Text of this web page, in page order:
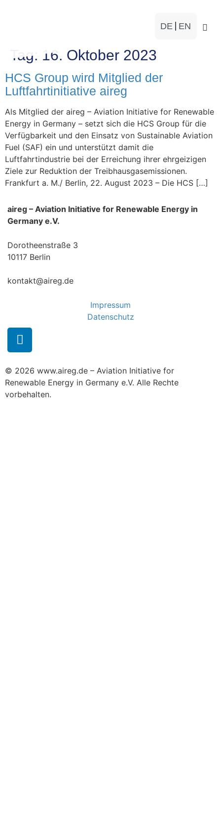
DE EN
Tag: 16. Oktober 2023
HCS Group wird Mitglied der
Luftfahrtinitiative aireg
Als Mitglied der aireg – Aviation Initiative for Renewable
Energy in Germany – setzt sich die HCS Group für die
Verfügbarkeit und den Einsatz von Sustainable Aviation
Fuel (SAF) ein und unterstützt damit die
Luftfahrtindustrie bei der Erreichung ihrer ehrgeizigen
Ziele zur Reduktion der Treibhausgasemissionen.
Frankfurt a. M./ Berlin, 22. August 2023 – Die HCS […]
aireg – Aviation Initiative for Renewable Energy in
Germany e.V.
Dorotheenstraße 3
10117 Berlin
kontakt@aireg.de
Impressum
Datenschutz
© 2026 www.aireg.de – Aviation Initiative for
Renewable Energy in Germany e.V. Alle Rechte
vorbehalten.